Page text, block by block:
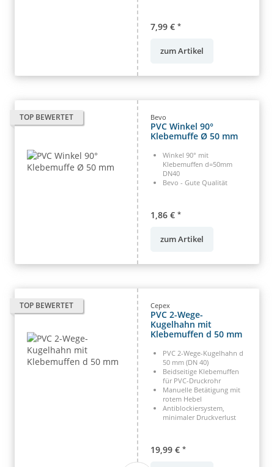
7,99 € *
zum Artikel
TOP BEWERTET Bevo
PVC Winkel 90°
Klebemuffe Ø 50 mm
Winkel 90° mit
Klebemuffen d=50mm
DN40
Bevo - Gute Qualität
1,86 € *
zum Artikel
TOP BEWERTET Cepex
PVC 2-Wege-
Kugelhahn mit
Klebemuffen d 50 mm
PVC 2-Wege-Kugelhahn d
50 mm (DN 40)
Beidseitige Klebemuffen
für PVC-Druckrohr
Manuelle Betätigung mit
rotem Hebel
Antiblockiersystem,
minimaler Druckverlust
19,99 € *